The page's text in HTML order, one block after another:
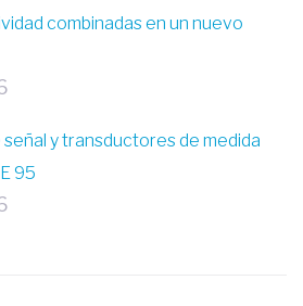
combinadas en un nuevo
y transductores de medida
95